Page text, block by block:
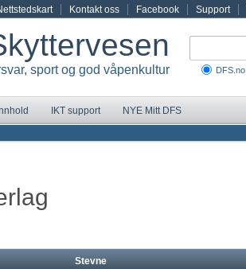
Kontakt oss Facebook Support
sport og god våpenkultur DFS.no
IKT support NYE Mitt DFS
Stevne